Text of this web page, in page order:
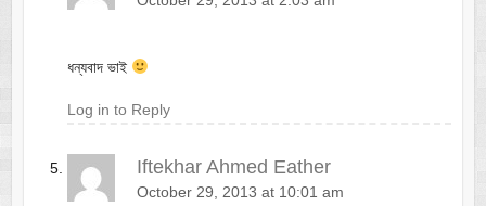
ধন্যবাদ ভাই
Log in to Reply
Iftekhar Ahmed Eather
October 29, 2013 at 10:01 am